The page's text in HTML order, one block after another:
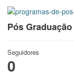
Pós Graduação
Seguidores
0